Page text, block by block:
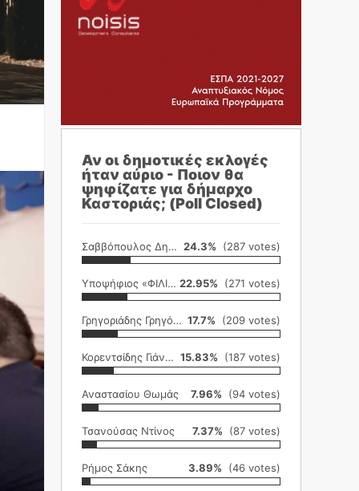
Αν οι δημοτικές εκλογές
ήταν αύριο - Ποιον θα
ψηφίζατε για δήμαρχο
Καστοριάς; (Poll Closed)
Σαββόπουλος Δημήτρης 24.3% (287 votes)
Υποψήφιος «ΦΙΛΙΚΗ ΕΤΑΙΡΕΙΑ» 22.95% (271 votes)
Γρηγοριάδης Γρηγόρης 17.7% (209 votes)
Κορεντσίδης Γιάννης 15.83% (187 votes)
Αναστασίου Θωμάς 7.96% (94 votes)
Τσανούσας Ντίνος 7.37% (87 votes)
Ρήμος Σάκης 3.89% (46 votes)